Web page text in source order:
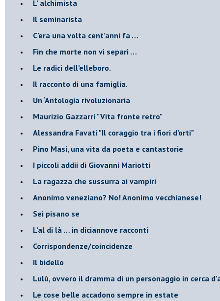
​L’ alchimista
Il seminarista
​C’era una volta cent’anni fa …
​Fin che morte non vi separi …
​Le radici dell’elleboro.
​Il racconto di una famiglia.
Un ‘Antologia rivoluzionaria
​Maurizio Gazzarri "Vita fronte retro"
​Alessandra Favati "Il coraggio tra i fiori d’orti"
​Pino Masi, una vita da poeta e cantastorie
​I piccoli addii di Giovanni Mariotti
​La ragazza che sussurra ai vampiri
​Anonimo veneziano? No! Anonimo vecchianese!
​Sei pisano se
​L’al di là … in diciannove racconti
Corrispondenze/coincidenze
Il bidello
Lulù, ovvero il dramma di un personaggio in cerca
Le cose belle accadono sempre in estate